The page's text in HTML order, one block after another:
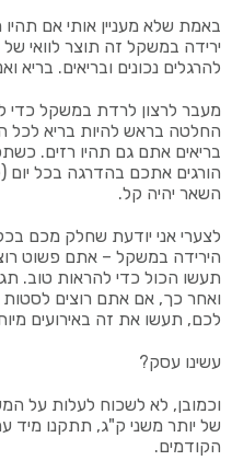
באמת שלא מעניין אותי אם תהיו
ירידה במשקל זה תוצר לוואי של
להרגלים נכונים ובריאים. בריא
מעבר לרצון לרדת במשקל כדי
החלטה בראש להיות בריא לכל
בריאים אתם גם תהיו רזים.
הורגים אתכם בהדרגה בכל יום
השאר יהיה קל.
לצערי אני יודעת שחלק מכם
הירידה במשקל – אתם פשוט
תעשו הכול כדי להראות טוב.
ואחר כך, אם אתם רוצים לסטות
לכם, תעשו את זה באירועים
עשינו עסק?
וכמובן, לא לשכוח לעלות על
של יותר משני ק"ג, תתקנו מיד
הקודמים.